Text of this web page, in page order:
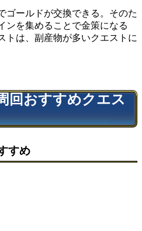
ゴールドが交換できる。そのた
ンを集めることで金策になる
トは、副産物が多いクエストに
回おすすめクエス
すめ